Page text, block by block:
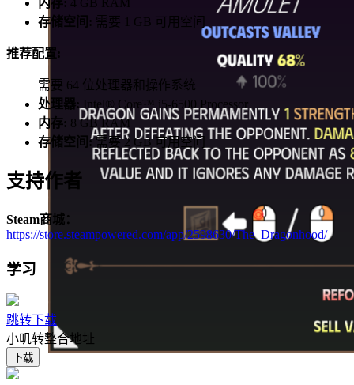
存储空间: 需要 1 GB 可用空间
推荐配置:
需要 64 位处理器和操作系统
处理器: Intel® Core™ i5-6500 Processor
内存: 8 GB RAM
存储空间:需要 2 GB 可用空间
支持作者
Steam商城：
https://store.steampowered.com/app/2598630/The_Dragonhood/
学习
跳转下载
小叽转整合地址
下载